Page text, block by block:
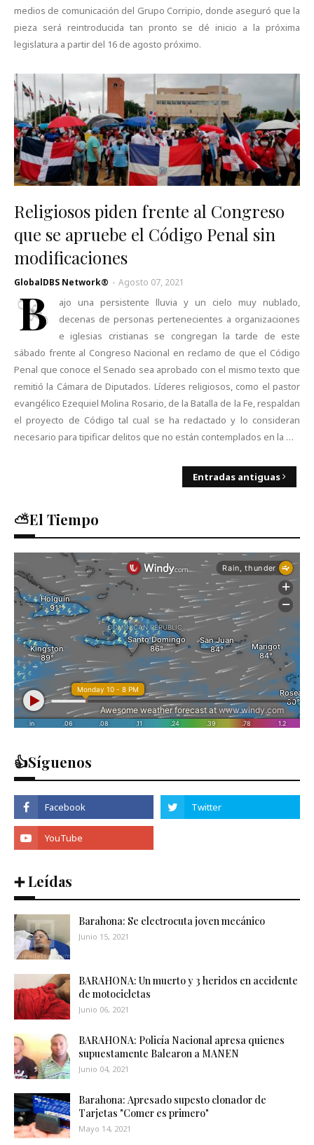
medios de comunicación del Grupo Corripio, donde aseguró que la
pieza será reintroducida tan pronto se dé inicio a la próxima
legislatura a partir del 16 de agosto próximo.
Religiosos piden frente al Congreso
que se apruebe el Código Penal sin
modificaciones
GlobalDBS Network® - Agosto 07, 2021
B
ajo una persistente lluvia y un cielo muy nublado,
decenas de personas pertenecientes a organizaciones
e iglesias cristianas se congregan la tarde de este
sábado frente al Congreso Nacional en reclamo de que el Código
Penal que conoce el Senado sea aprobado con el mismo texto que
remitió la Cámara de Diputados. Líderes religiosos, como el pastor
evangélico Ezequiel Molina Rosario, de la Batalla de la Fe, respaldan
el proyecto de Código tal cual se ha redactado y lo consideran
necesario para tipificar delitos que no están contemplados en la …
Entradas antiguas
⛅El Tiempo
👍Síguenos
➕ Leídas
Barahona: Se electrocuta joven mecánico
Junio 15, 2021
BARAHONA: Un muerto y 3 heridos en accidente
de motocicletas
Junio 06, 2021
BARAHONA: Policía Nacional apresa quienes
supuestamente Balearon a MANEN
Junio 04, 2021
Barahona: Apresado supesto clonador de
Tarjetas "Comer es primero"
Mayo 14, 2021